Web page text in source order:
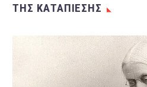
ΤΗΣ ΚΑΤΑΠΙΕΣΗΣ